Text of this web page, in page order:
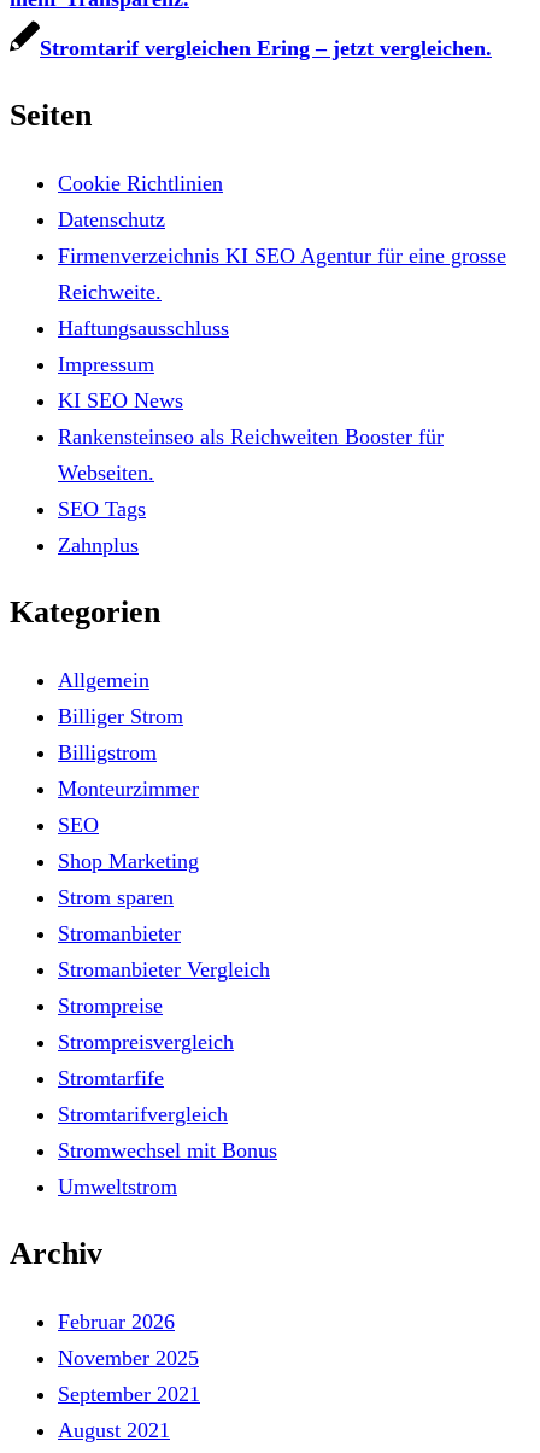
Stromtarif vergleichen Ering – jetzt vergleichen.
Seiten
Cookie Richtlinien
Datenschutz
Firmenverzeichnis KI SEO Agentur für eine grosse
Reichweite.
Haftungsausschluss
Impressum
KI SEO News
Rankensteinseo als Reichweiten Booster für
Webseiten.
SEO Tags
Zahnplus
Kategorien
Allgemein
Billiger Strom
Billigstrom
Monteurzimmer
SEO
Shop Marketing
Strom sparen
Stromanbieter
Stromanbieter Vergleich
Strompreise
Strompreisvergleich
Stromtarfife
Stromtarifvergleich
Stromwechsel mit Bonus
Umweltstrom
Archiv
Februar 2026
November 2025
September 2021
August 2021